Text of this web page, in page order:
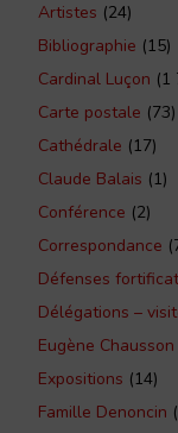
Artistes (24)
Bibliographie (15)
Cardinal Luçon (1
Carte postale (73)
Cathédrale (17)
Claude Balais (1)
Conférence (2)
Correspondance
Défenses
Délégations –
Eugène Chausson
Expositions (14)
Famille Denoncin